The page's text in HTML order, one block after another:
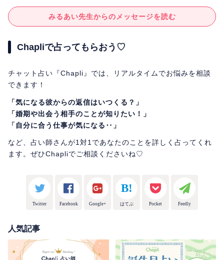
みるあい先生からのメッセージを読む
Chapliで占ってもらおう♡
チャット占い『Chapli』では、リアルタイムでお悩みを相談
できます！
「気になる彼からの返信はいつくる？」
「婚期や出会う相手のことが知りたい！」
「自分に合う仕事が気になる‥」
など、占い師さんが1対1であなたのことを詳しく占ってくれ
ます。ぜひChapliでご相談くださいね♡
Twitter Facebook Google+ はてぶ Pocket Feedly
人気記事